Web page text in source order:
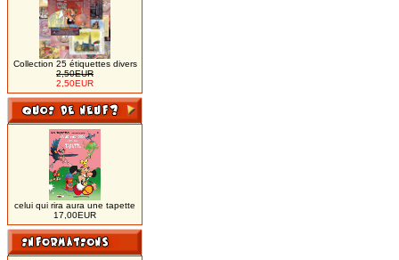
Collection 25 étiquettes divers
2,50EUR
2,50EUR
celui qui rira aura une tapette
17,00EUR